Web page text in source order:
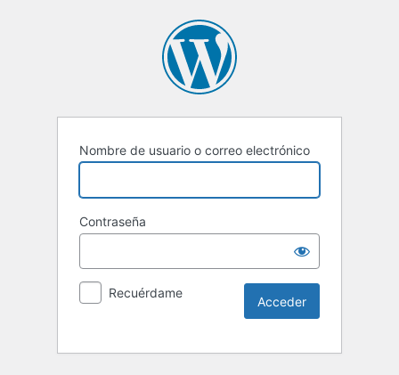
Nombre de usuario o correo electrónico
Contraseña
Recuérdame